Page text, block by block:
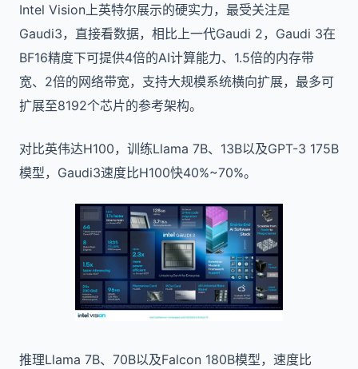
Intel Vision上英特尔展示的硬实力，最受关注是
Gaudi3，直接看数据，相比上一代Gaudi 2，Gaudi 3在
BF16精度下可提供4倍的AI计算能力、1.5倍的内存带
宽、2倍的网络带宽，支持大规模系统横向扩展，最多可
扩展至8192个芯片的参考架构。
对比英伟达H100，训练Llama 7B、13B以及GPT-3 175B
模型，Gaudi3速度比H100快40%~70%。
推理Llama 7B、70B以及Falcon 180B模型，速度比